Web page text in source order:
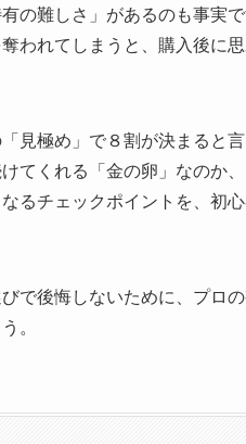
の難しさ」があるのも事実
われてしまうと、購入後に
見極め」で８割が決まると
てくれる「金の卵」なのか
るチェックポイントを、初
で後悔しないために、プロ
。